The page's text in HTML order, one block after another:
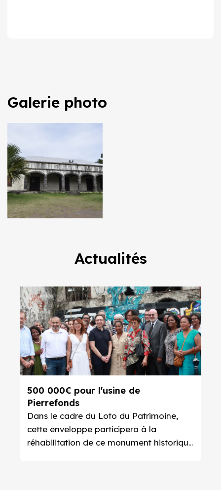
Galerie photo
Actualités
500 000€ pour l'usine de
Pierrefonds
Dans le cadre du Loto du Patrimoine,
cette enveloppe participera à la
réhabilitation de ce monument historique